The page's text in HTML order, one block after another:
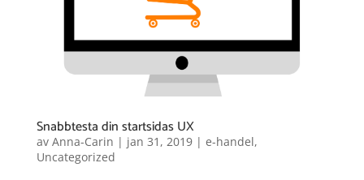
Snabbtesta din startsidas UX
av Anna-Carin | jan 31, 2019| e-handel,
Uncategorized